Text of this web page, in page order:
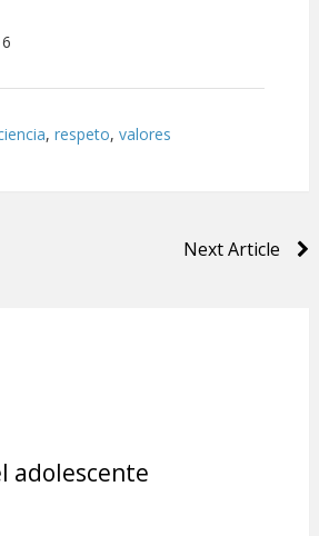
, respeto, valores
Next Article
adolescente